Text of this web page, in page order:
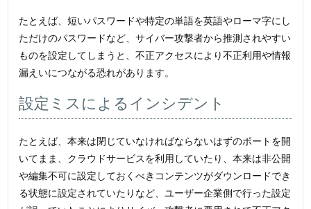
たとえば、短いパスワードや特定の単語を英語やローマ字にし
ただけのパスワードなど、サイバー攻撃者から推測されやすい
ものを設定してしまうと、不正アクセスにより不正利用や情報
漏えいにつながる恐れがあります。
設定ミスによるインシデント
たとえば、本来は閉じていなければならないはずのポートを開
いてまま、クラウドサービスを利用していたり、本来は非公開
や編集不可に設定しておくべきコンテンツがダウンロードでき
る状態に設定されていたりなど、ユーザー企業側で行った設定